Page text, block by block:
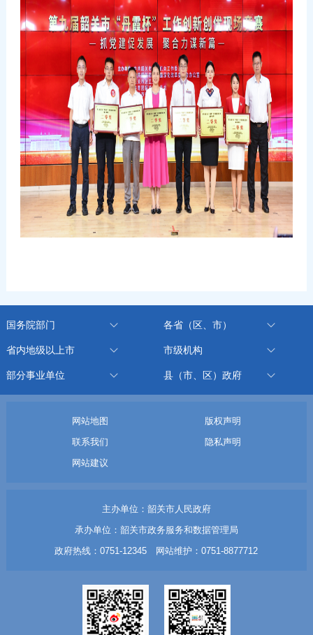
国务院部门 各省（区、市）
省内地级以上市 市级机构
部分事业单位 县（市、区）政府
网站地图
版权声明
联系我们
隐私声明
网站建议
主办单位：韶关市人民政府
承办单位：韶关市政务服务和数据管理局
政府热线：0751-12345 网站维护：0751-8877712